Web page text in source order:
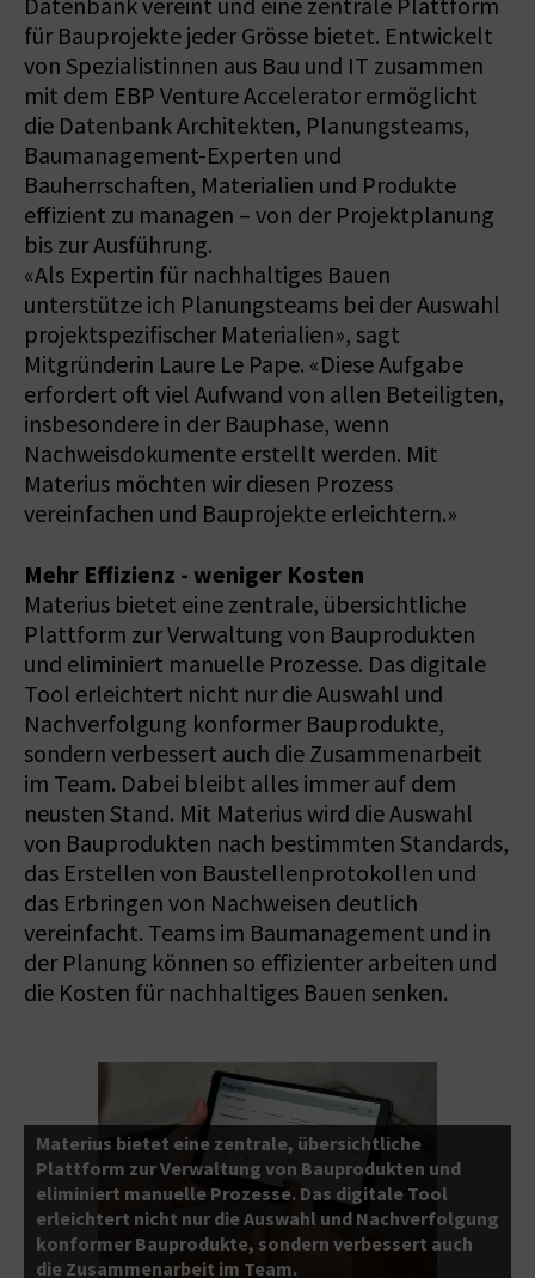
Datenbank vereint und eine zentrale Plattform
für Bauprojekte jeder Grösse bietet. Entwickelt
von Spezialistinnen aus Bau und IT zusammen
mit dem EBP Venture Accelerator ermöglicht
die Datenbank Architekten, Planungsteams,
Baumanagement-Experten und
Bauherrschaften, Materialien und Produkte
effizient zu managen – von der Projektplanung
bis zur Ausführung.
«Als Expertin für nachhaltiges Bauen
unterstütze ich Planungsteams bei der Auswahl
projektspezifischer Materialien», sagt
Mitgründerin Laure Le Pape. «Diese Aufgabe
erfordert oft viel Aufwand von allen Beteiligten,
insbesondere in der Bauphase, wenn
Nachweisdokumente erstellt werden. Mit
Materius möchten wir diesen Prozess
vereinfachen und Bauprojekte erleichtern.»
Mehr Effizienz - weniger Kosten
Materius bietet eine zentrale, übersichtliche
Plattform zur Verwaltung von Bauprodukten
und eliminiert manuelle Prozesse. Das digitale
Tool erleichtert nicht nur die Auswahl und
Nachverfolgung konformer Bauprodukte,
sondern verbessert auch die Zusammenarbeit
im Team. Dabei bleibt alles immer auf dem
neusten Stand. Mit Materius wird die Auswahl
von Bauprodukten nach bestimmten Standards,
das Erstellen von Baustellenprotokollen und
das Erbringen von Nachweisen deutlich
vereinfacht. Teams im Baumanagement und in
der Planung können so effizienter arbeiten und
die Kosten für nachhaltiges Bauen senken.
Materius bietet eine zentrale, übersichtliche
Plattform zur Verwaltung von Bauprodukten und
eliminiert manuelle Prozesse. Das digitale Tool
erleichtert nicht nur die Auswahl und Nachverfolgung
konformer Bauprodukte, sondern verbessert auch
die Zusammenarbeit im Team.